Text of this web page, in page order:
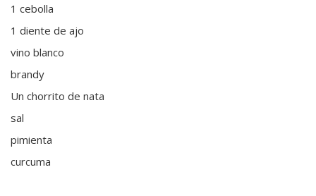
1 cebolla
1 diente de ajo
vino blanco
brandy
Un chorrito de nata
sal
pimienta
curcuma